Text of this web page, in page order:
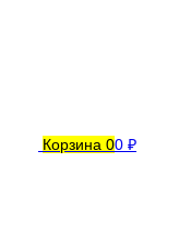
Корзина 00 ₽